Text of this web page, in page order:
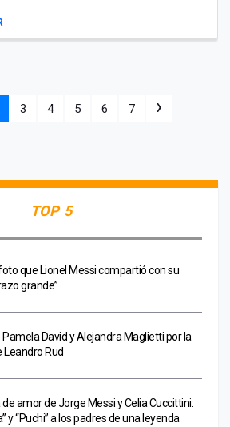
3 4 5 6 7 ›
TOP 5
que Lionel Messi compartió con su
grande”
Pamela David y Alejandra Maglietti por la
Rud
de amor de Jorge Messi y Celia Cuccittini:
y “Puchi” a los padres de una leyenda